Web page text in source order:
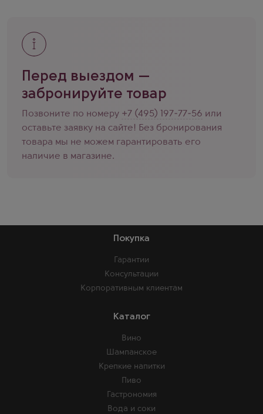
Перед выездом —
забронируйте товар
Позвоните по номеру +7 (495) 197-77-56 или
оставьте заявку на сайте! Без бронирования
товара мы не можем гарантировать его
наличие в магазине.
Покупка
Гарантии
Консультации
Корпоративным клиентам
Каталог
Вино
Шампанское
Крепкие напитки
Пиво
Гастрономия
Вода и соки